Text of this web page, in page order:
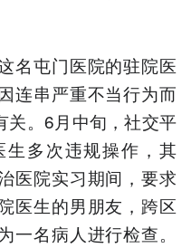
名屯门医院的驻院医
连串严重不当行为而
关。6月中旬，社交平
多次违规操作，其
医院实习期间，要求
医生的男朋友，跨区
一名病人进行检查。